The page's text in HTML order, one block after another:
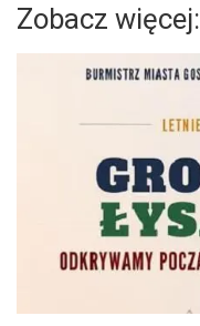
Zobacz więcej: